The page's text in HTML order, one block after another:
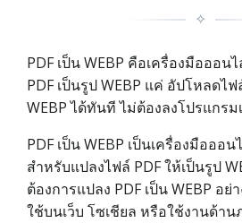
✧
PDF เป็น WEBP คือเครื่องมือออ
PDF เป็นรูป WEBP แค่ อัปโหลดไ
WEBP ได้ทันที ไม่ต้องลงโปรแกรม
PDF เป็น WEBP เป็นเครื่องมือออ
สำหรับแปลงไฟล์ PDF ให้เป็นรูป
ต้องการแปลง PDF เป็น WEBP อย่
ใช้บนเว็บ โซเชียล หรือใช้งานด้าน